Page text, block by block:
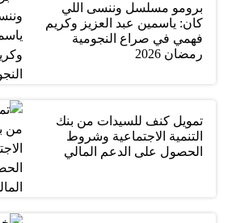
برومو مسلسل وننسى اللي
كان: ياسمين عبد العزيز وكريم
فهمي في صراع النجومية
رمضان 2026
تمويل كنف للسيدات من بنك
التنمية الاجتماعية وشروط
الحصول على الدعم المالي